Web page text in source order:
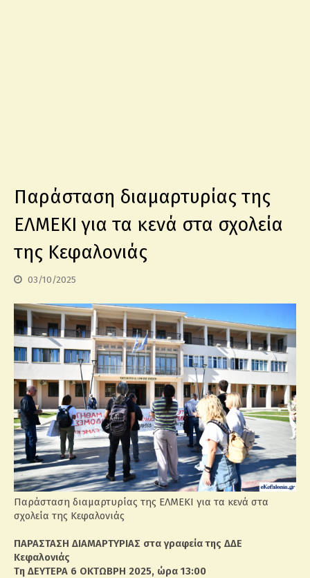
Παράσταση διαμαρτυρίας της
ΕΛΜΕΚΙ για τα κενά στα σχολεία
της Κεφαλονιάς
03/10/2025
Παράσταση διαμαρτυρίας της ΕΛΜΕΚΙ για τα κενά στα
σχολεία της Κεφαλονιάς
ΠΑΡΑΣΤΑΣΗ ΔΙΑΜΑΡΤΥΡΙΑΣ στα γραφεία της ΔΔΕ
Κεφαλονιάς
Τη ΔΕΥΤΕΡΑ 6 ΟΚΤΩΒΡΗ 2025, ώρα 13:00